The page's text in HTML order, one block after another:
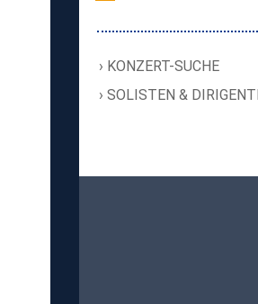
KONZERT-SUCHE
SOLISTEN &